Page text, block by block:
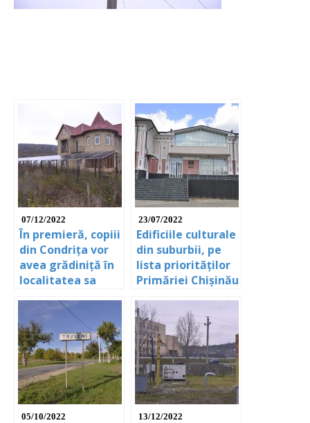
07/12/2022
În premieră, copiii
din Condrița vor
avea grădiniță în
localitatea sa
23/07/2022
Edificiile culturale
din suburbii, pe
lista priorităților
Primăriei Chișinău
05/10/2022 13/12/2022